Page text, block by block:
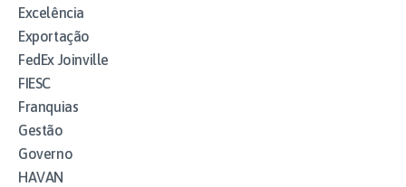
Excelência
Exportação
FedEx Joinville
FIESC
Franquias
Gestão
Governo
HAVAN